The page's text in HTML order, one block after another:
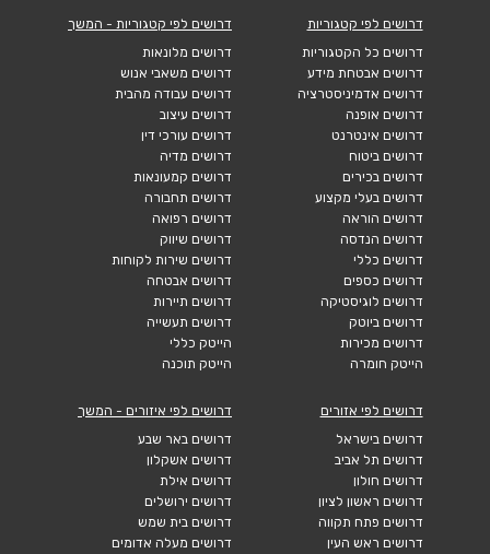
דרושים לפי קטגוריות
דרושים כל הקטגוריות
דרושים אבטחת מידע
דרושים אדמיניסטרציה
דרושים אופנה
דרושים אינטרנט
דרושים ביטוח
דרושים בכירים
דרושים בעלי מקצוע
דרושים הוראה
דרושים הנדסה
דרושים כללי
דרושים כספים
דרושים לוגיסטיקה
דרושים ביוטק
דרושים מכירות
הייטק חומרה
דרושים לפי קטגוריות - המשך
דרושים מלונאות
דרושים משאבי אנוש
דרושים עבודה מהבית
דרושים עיצוב
דרושים עורכי דין
דרושים מדיה
דרושים קמעונאות
דרושים תחבורה
דרושים רפואה
דרושים שיווק
דרושים שירות לקוחות
דרושים אבטחה
דרושים תיירות
דרושים תעשייה
הייטק כללי
הייטק תוכנה
דרושים לפי אזורים
דרושים בישראל
דרושים תל אביב
דרושים חולון
דרושים ראשון לציון
דרושים פתח תקווה
דרושים ראש העין
דרושים לפי איזורים - המשך
דרושים באר שבע
דרושים אשקלון
דרושים אילת
דרושים ירושלים
דרושים בית שמש
דרושים מעלה אדומים